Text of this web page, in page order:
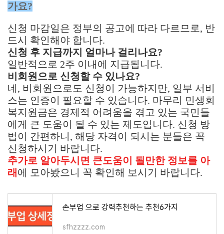
가요?
신청 마감일은 정부의 공고에 따라 다르므로, 반
드시 확인해야 합니다.
신청 후 지급까지 얼마나 걸리나요?
일반적으로 2주 이내에 지급됩니다.
비회원으로 신청할 수 있나요?
네, 비회원으로도 신청이 가능하지만, 일부 서비
스는 인증이 필요할 수 있습니다. 마무리 민생회
복지원금은 경제적 어려움을 겪고 있는 국민들
에게 큰 도움이 될 수 있는 제도입니다. 신청 방
법이 간편하니, 해당 자격이 되시는 분들은 꼭
신청하시기 바랍니다.
추가로 알아두시면 큰도움이 될만한 정보를 아
래 에 모아봤으니 꼭 확인해 보시기 바랍니다.
손부업 으로 강력추천하는 추천6가지
sfhzzzz.com